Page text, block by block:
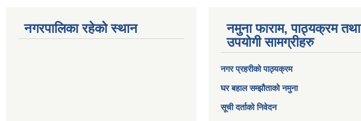
नगरपालिका रहेको स्थान
नमुना फाराम, पाठ्यक्रम तथा
उपयोगी सामग्रीहरु
नगर प्रहरीको पाठ्यक्रम
घर बहाल सम्झौताको नमुना
सूची दर्ताको निवेदन